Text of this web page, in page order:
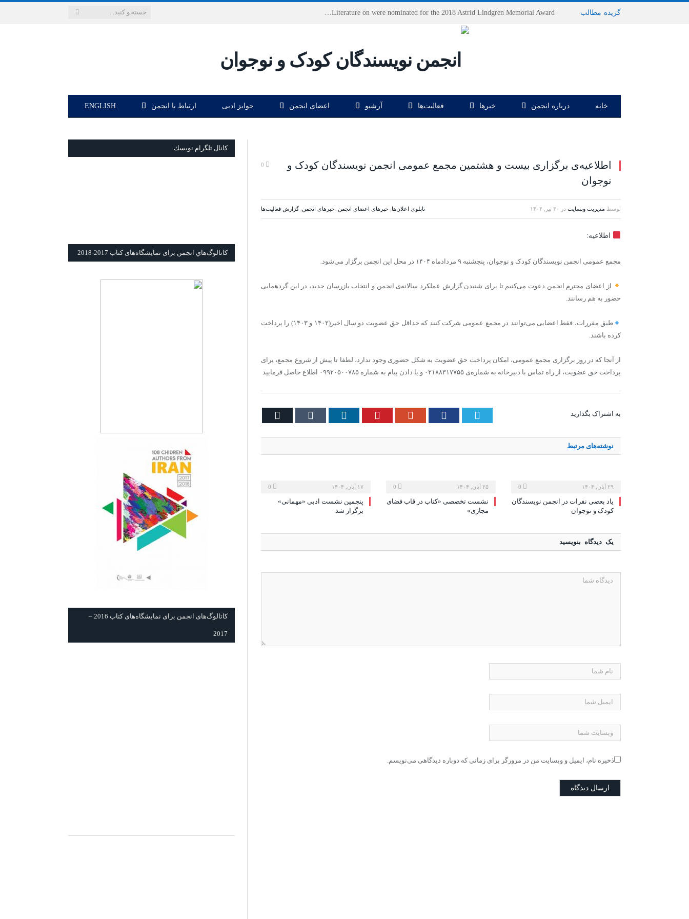
گزیده مطالب
خانه درباره انجمن خبرها فعالیت‌ها آرشیو اعضای انجمن جوایز ادبی ارتباط با انجمن ENGLISH
اطلاعیه‌ی برگزاری بیست و هشتمین مجمع عمومی انجمن نویسندگان کودک و
نوجوان
توسط مدیریت وبسایت در ۳۰ تیر, ۱۴۰۴ تابلوی اعلان‌ها خبرهای اعضای انجمن خبرهای انجمن ,گزارش فعاليت‌ها
اطلاعیه:
مجمع عمومی انجمن نویسندگان کودک و نوجوان، پنجشنبه ۹ مردادماه ۱۴۰۴ در محل این انجمن برگزار می‌شود.
از اعضای محترم انجمن دعوت می‌کنیم تا برای شنیدن گزارش عملکرد سالانه‌ی انجمن و انتخاب بازرسان جدید، در این گردهمایی
حضور به هم رسانند.
طبق مقررات، فقط اعضایی می‌توانند در مجمع عمومی شرکت کنند که حداقل حق عضویت دو سال اخیر(۱۴۰۲ و ۱۴۰۳) را پرداخت
کرده باشند.
از آنجا که در روز برگزاری مجمع عمومی، امکان پرداخت حق عضویت به شکل حضوری وجود ندارد، لطفا تا پیش از شروع مجمع، برای
پرداخت حق عضویت، از راه تماس با دبیرخانه به شماره‌ی ۰۲۱۸۸۳۱۷۷۵۵ و یا دادن پیام به شماره ۰۹۹۲۰۵۰۰۷۸۵ اطلاع حاصل فرمایید
به اشتراک بگذارید Twitter
Facebook
Google+
Pinterest
LinkedIn
Tumblr
نوشته‌های مرتبط
۲۹ آبان, ۱۴۰۴
یاد بعضی نفرات در انجمن نویسندگان
کودک و نوجوان
۲۵ آبان, ۱۴۰۴
نشست تخصصی «کتاب در قاب فضای
مجازی»
۱۷ آبان, ۱۴۰۴
پنجمین نشست ادبی «مهمانی»
برگزار شد
یک دیدگاه بنویسید
ذخیره نام، ایمیل و وبسایت من در مرورگر برای زمانی که دوباره دیدگاهی می‌نویسم.
كانال تلگرام نويسك
كاتالوگ‌هاي انجمن برای نمايشگاه‌های كتاب 2017-2018
كاتالوگ‌های انجمن برای نمايشگاه‌های كتاب 2016 –
2017